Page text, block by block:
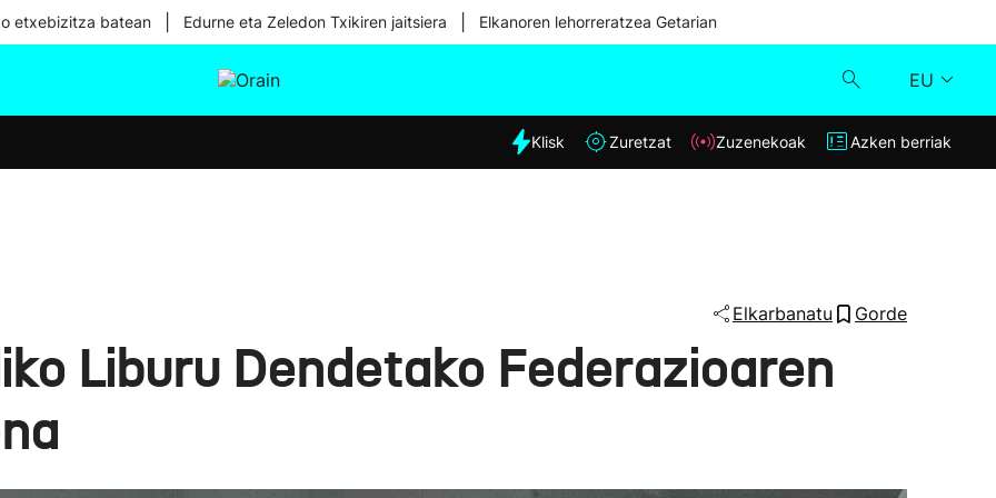
etxebizitza batean Edurne eta Zeledon Txikiren jaitsiera Elkanoren lehorreratzea Getarian
EU
Eguraldia
Klisk
Klisk Zuretzat Zuzenekoak Azken berriak
Elkarbanatu Gorde
Liburu Dendetako Federazioaren